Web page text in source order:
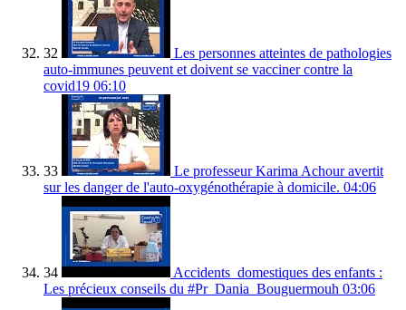
32
Les personnes atteintes de pathologies
auto-immunes peuvent et doivent se vacciner contre la
covid19 06:10
33
Le professeur Karima Achour avertit
sur les danger de l'auto-oxygénothérapie à domicile. 04:06
34
Accidents_domestiques des enfants :
Les précieux conseils du #Pr_Dania_Bouguermouh 03:06